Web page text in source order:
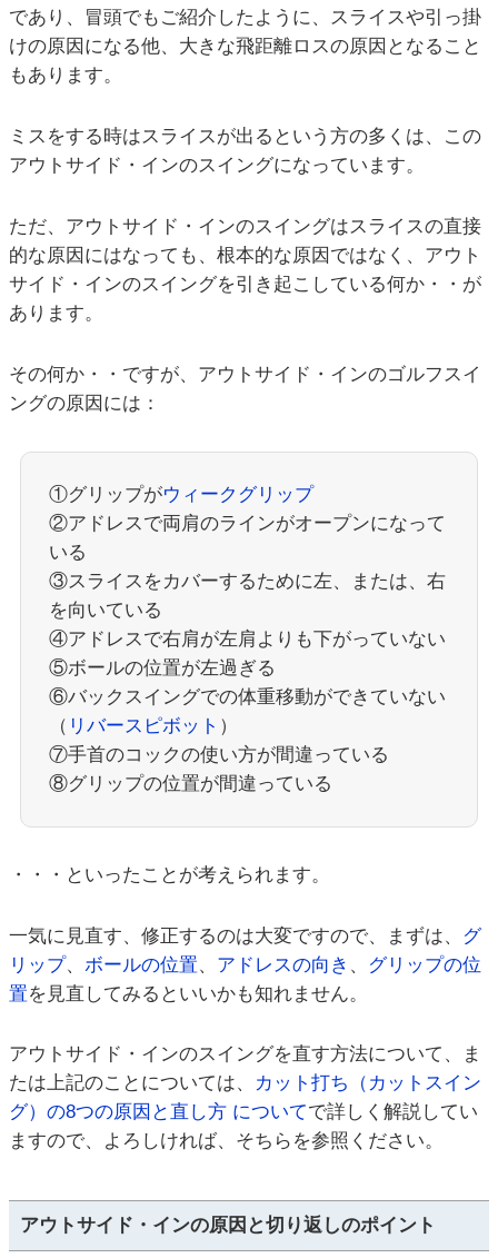
であり、冒頭でもご紹介したように、スライスや引っ掛
けの原因になる他、大きな飛距離ロスの原因となること
もあります。
ミスをする時はスライスが出るという方の多くは、この
アウトサイド・インのスイングになっています。
ただ、アウトサイド・インのスイングはスライスの直接
的な原因にはなっても、根本的な原因ではなく、アウト
サイド・インのスイングを引き起こしている何か・・が
あります。
その何か・・ですが、アウトサイド・インのゴルフスイ
ングの原因には：
①グリップがウィークグリップ
②アドレスで両肩のラインがオープンになって
いる
③スライスをカバーするために左、または、右
を向いている
④アドレスで右肩が左肩よりも下がっていない
⑤ボールの位置が左過ぎる
⑥バックスイングでの体重移動ができていない
（ リバースピボット ）
⑦手首のコックの使い方が間違っている
⑧グリップの位置が間違っている
・・・といったことが考えられます。
一気に見直す、修正するのは大変ですので、まずは、
グ
リップ、 ボールの位置、 アドレスの向き 、
グリップの位
置を見直してみるといいかも知れません。
アウトサイド・インのスイングを直す方法について、ま
たは上記のことについては、
カット打ち（カットスイン
グ）の8つの原因と直し方 についてで詳しく解説してい
ますので、よろしければ、そちらを参照ください。
アウトサイド・インの原因と切り返しのポイント